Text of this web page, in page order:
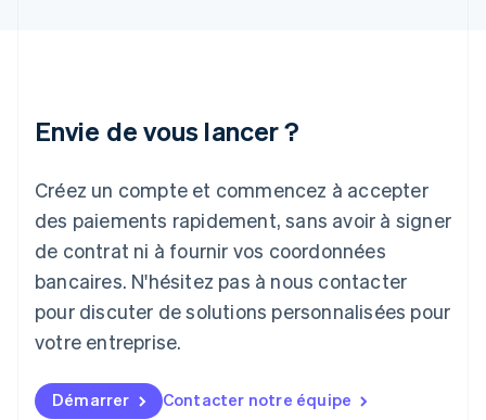
Envie de vous lancer ?
Créez un compte et commencez à accepter
des paiements rapidement, sans avoir à signer
de contrat ni à fournir vos coordonnées
bancaires. N'hésitez pas à nous contacter
pour discuter de solutions personnalisées pour
votre entreprise.
Démarrer Contacter notre équipe
Japon
Lettonie
English
Liechtenstein
DeutschEnglish
Lituanie
Luxembourg
FrançaisDeutschEnglish
English简体中文
Malte